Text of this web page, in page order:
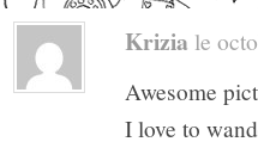
Krizia le
Awesome
I love to